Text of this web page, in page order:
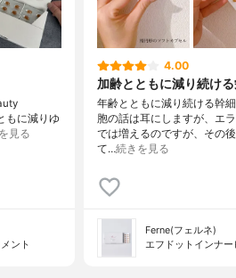
もに減りゆ
見る
ント
4.00
加齢とともに減り続け
年齢とともに減り続ける幹
胞の話は耳にしますが、エ
では増えるのですが、その
て…続きを見る
Ferne(フェルネ)
エフドットインナ